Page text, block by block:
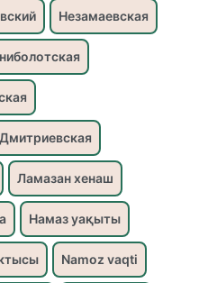
Незамаевская
Дмитриевская
Ламазан хенаш
Намаз уақыты
Namoz vaqti